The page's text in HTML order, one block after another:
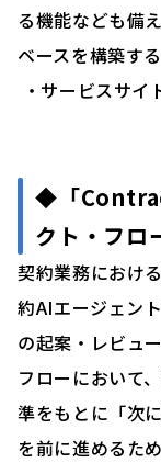
る機能なども備
ベースを構築す
・サービスサイ
◆「
クト・フロ
契約業務におけ
約AIエージェン
の起案・レビュ
フローにおいて
準をもとに「次
を前に進めるた